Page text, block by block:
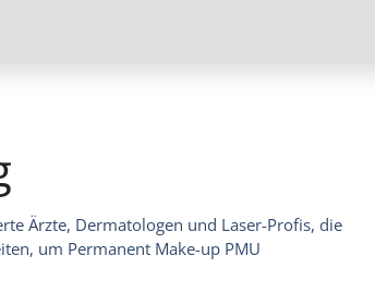
Ärzte, Dermatologen und Laser-Profis, die
um Permanent Make-up PMU